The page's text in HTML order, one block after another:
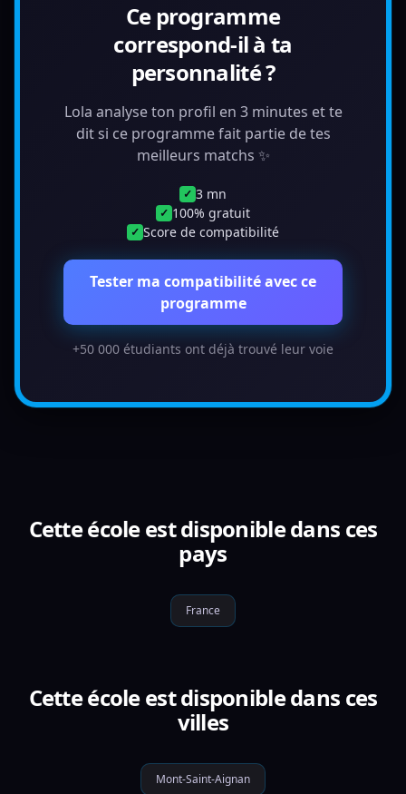
Ce programme
correspond-il à ta
personnalité ?
Lola analyse ton profil en 3 minutes et te
dit si ce programme fait partie de tes
meilleurs matchs ✨
✓ 3 mn
✓ 100% gratuit
✓ Score de compatibilité
Tester ma compatibilité avec ce
programme
+50 000 étudiants ont déjà trouvé leur voie
Cette école est disponible dans ces
pays
France
Cette école est disponible dans ces
villes
Mont-Saint-Aignan